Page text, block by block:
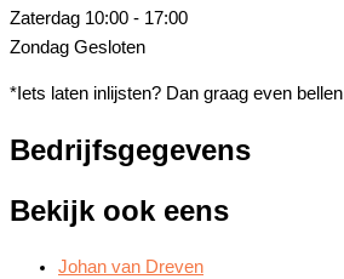
Zaterdag 10:00 - 17:00
Zondag Gesloten
*Iets laten inlijsten? Dan graag even bellen
Bedrijfsgegevens
Bekijk ook eens
Johan van Dreven